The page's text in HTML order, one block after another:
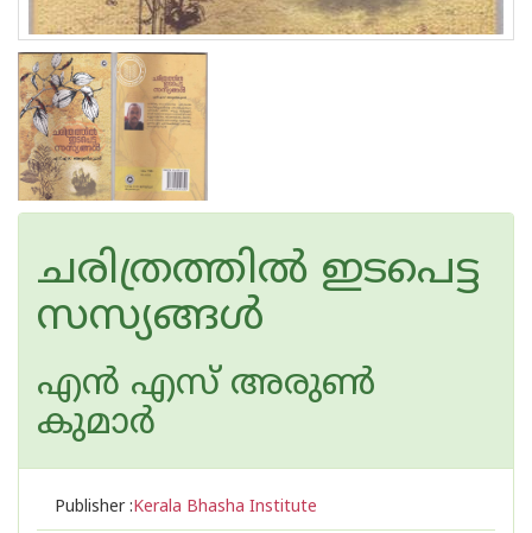
ചരിത്രത്തില്‍ ഇടപെട്ട
സസ്യങ്ങള്‍
എന്‍ എസ് അരുണ്‍
കുമാര്‍
Publisher :Kerala Bhasha Institute